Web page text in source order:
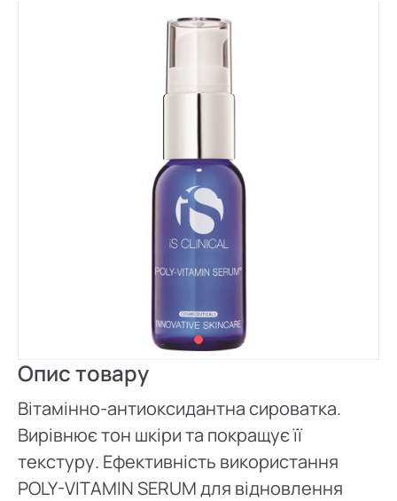
Опис товару
Вітамінно-антиоксидантна сироватка.
Вирівнює тон шкіри та покращує її
текстуру. Ефективність використання
POLY-VITAMIN SERUM для відновлення